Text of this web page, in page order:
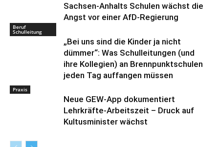
Sachsen-Anhalts Schulen wächst die
Angst vor einer AfD-Regierung
Beruf
Schulleitung
„Bei uns sind die Kinder ja nicht
dümmer“: Was Schulleitungen (und
ihre Kollegien) an Brennpunktschulen
jeden Tag auffangen müssen
Praxis
Neue GEW-App dokumentiert
Lehrkräfte-Arbeitszeit – Druck auf
Kultusminister wächst